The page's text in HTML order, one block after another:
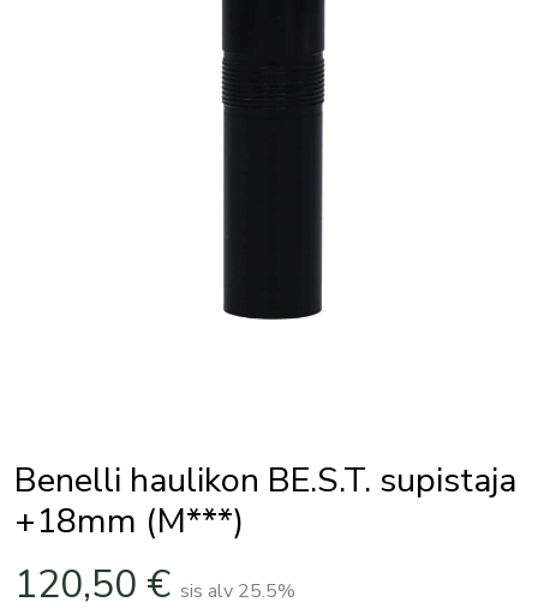
Benelli haulikon BE.S.T. supistaja
+18mm (M***)
120,50 € sis alv 25.5%